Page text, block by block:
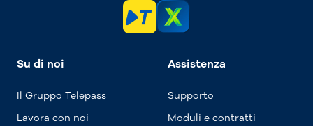
Su di noi
Il Gruppo Telepass
Lavora con noi
Assistenza
Supporto
Moduli e contratti